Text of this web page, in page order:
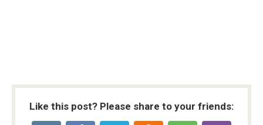
Like this post? Please share to your friends: